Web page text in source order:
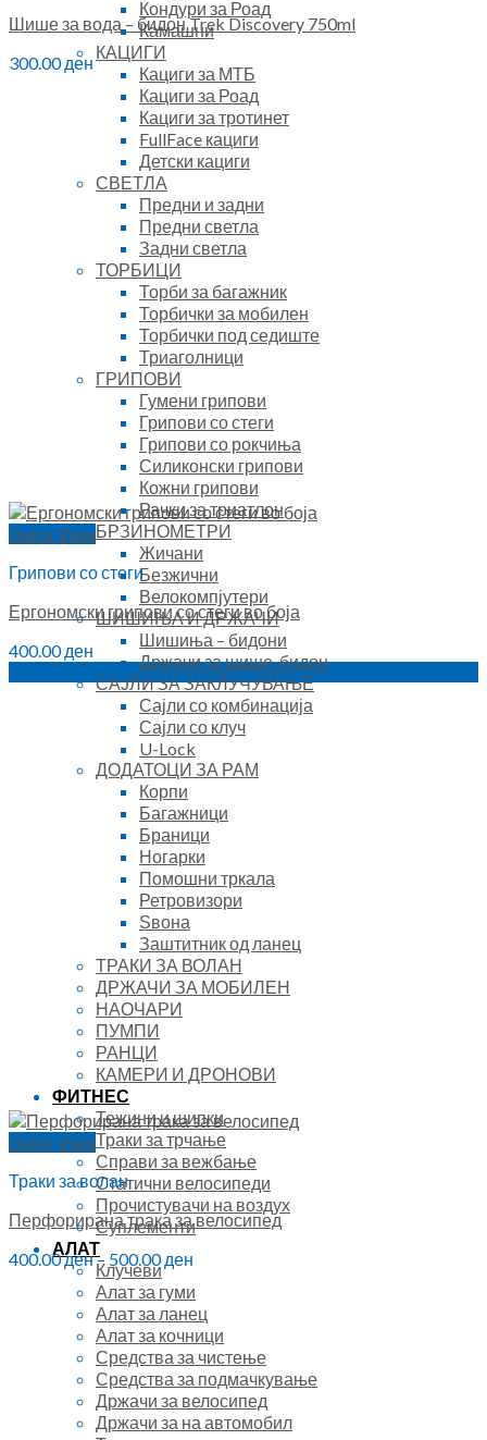
Кондури за Роад
Камашни
КАЦИГИ
Кациги за МТБ
Кациги за Роад
Кациги за тротинет
FullFace кациги
Детски кациги
СВЕТЛА
Предни и задни
Предни светла
Задни светла
ТОРБИЦИ
Торби за багажник
Торбички за мобилен
Торбички под седиште
Триаголници
ГРИПОВИ
Гумени грипови
Грипови со стеги
Грипови со рокчиња
Силиконски грипови
Кожни грипови
Рачки за триатлон
БРЗИНОМЕТРИ
Жичани
Безжични
Велокомпјутери
ШИШИЊА И ДРЖАЧИ
Шишиња – бидони
Држачи за шише-бидон
САЈЛИ ЗА ЗАКЛУЧУВАЊЕ
Сајли со комбинација
Сајли со клуч
U-Lock
ДОДАТОЦИ ЗА РАМ
Корпи
Багажници
Браници
Ногарки
Помошни тркала
Ретровизори
Ѕвона
Заштитник од ланец
ТРАКИ ЗА ВОЛАН
ДРЖАЧИ ЗА МОБИЛЕН
НАОЧАРИ
ПУМПИ
РАНЦИ
КАМЕРИ И ДРОНОВИ
ФИТНЕС
Тежини и шипки
Траки за трчање
Справи за вежбање
Статични велосипеди
Прочистувачи на воздух
Суплементи
АЛАТ
Клучеви
Алат за гуми
Алат за ланец
Алат за кочници
Средства за чистење
Средства за подмачкување
Држачи за велосипед
Држачи за на автомобил
Шише за вода – бидон Trek Discovery 750ml
300.00ден
Quick View
Грипови со стеги
Ергономски грипови со стеги во боја
400.00ден
Quick View
Траки за волан
Перфорирана трака за велосипед
400.00ден– 500.00ден